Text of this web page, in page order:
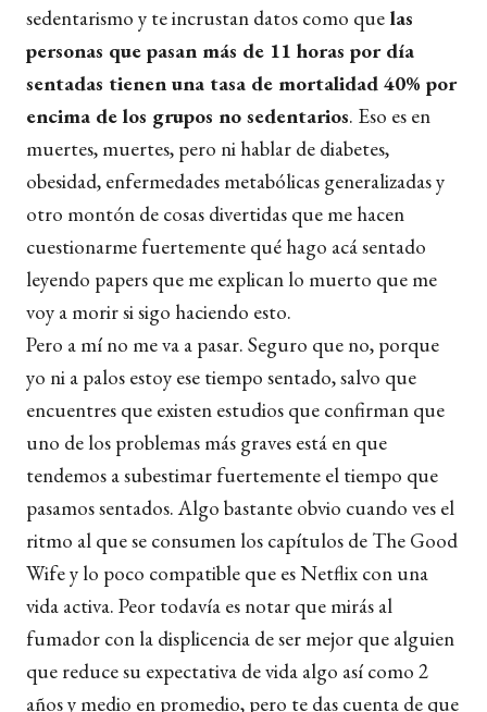
sedentarismo y te incrustan datos como que las
personas que pasan más de 11 horas por día
sentadas tienen una tasa de mortalidad 40% por
encima de los grupos no sedentarios. Eso es en
muertes, muertes, pero ni hablar de diabetes,
obesidad, enfermedades metabólicas generalizadas y
otro montón de cosas divertidas que me hacen
cuestionarme fuertemente qué hago acá sentado
leyendo papers que me explican lo muerto que me
voy a morir si sigo haciendo esto.
Pero a mí no me va a pasar. Seguro que no, porque
yo ni a palos estoy ese tiempo sentado, salvo que
encuentres que existen estudios que confirman que
uno de los problemas más graves está en que
tendemos a subestimar fuertemente el tiempo que
pasamos sentados. Algo bastante obvio cuando ves el
ritmo al que se consumen los capítulos de The Good
Wife y lo poco compatible que es Netflix con una
vida activa. Peor todavía es notar que mirás al
fumador con la displicencia de ser mejor que alguien
que reduce su expectativa de vida algo así como 2
años y medio en promedio, pero te das cuenta de que